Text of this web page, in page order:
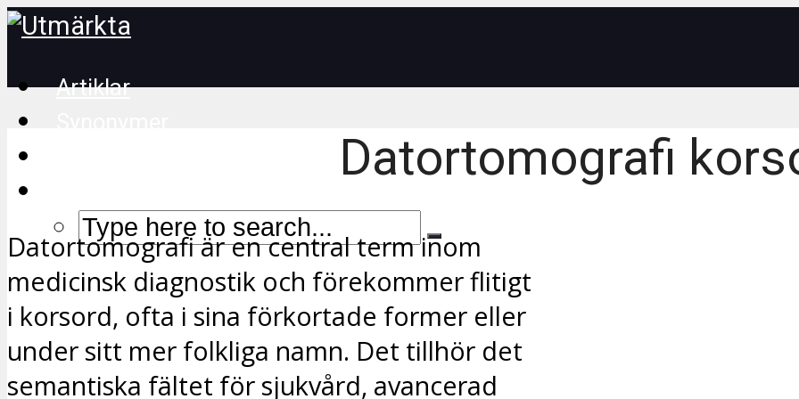
Artiklar
Datortomografi
Datortomografi är en central term inom
medicinsk diagnostik och förekommer flitigt
i korsord, ofta i sina förkortade former eller
under sitt mer folkliga namn. Det tillhör det
semantiska fältet för sjukvård, avancerad